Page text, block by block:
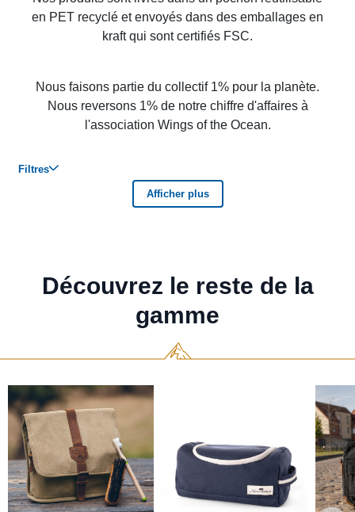
en PET recyclé et envoyés dans des emballages en
kraft qui sont certifiés FSC.
Nous faisons partie du collectif 1% pour la planète.
Nous reversons 1% de notre chiffre d'affaires à
l'association Wings of the Ocean.
Découvrez le reste de la
gamme